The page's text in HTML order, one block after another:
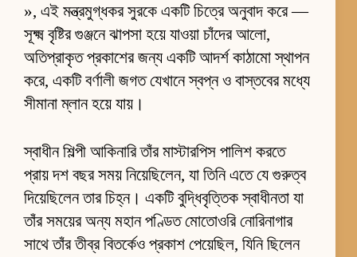
», এই মন্ত্রমুগ্ধকর সুরকে একটি চিত্রে অনুবাদ করে —
সূক্ষ্ম বৃষ্টির গুঞ্জনে ঝাপসা হয়ে যাওয়া চাঁদের আলো,
অতিপ্রাকৃত প্রকাশের জন্য একটি আদর্শ কাঠামো স্থাপন
করে, একটি বর্ণালী জগত যেখানে স্বপ্ন ও বাস্তবের মধ্যে
সীমানা ম্লান হয়ে যায়।
স্বাধীন শিল্পী আকিনারি তাঁর মাস্টারপিস পালিশ করতে
প্রায় দশ বছর সময় নিয়েছিলেন, যা তিনি এতে যে গুরুত্ব
দিয়েছিলেন তার চিহ্ন। একটি বুদ্ধিবৃত্তিক স্বাধীনতা যা
তাঁর সময়ের অন্য মহান পণ্ডিত মোতোওরি নোরিনাগার
সাথে তাঁর তীব্র বিতর্কেও প্রকাশ পেয়েছিল, যিনি ছিলেন